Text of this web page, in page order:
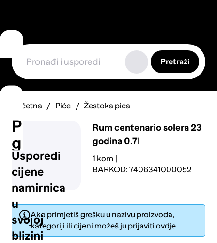
Usporedi
cijene
namirnica
u
svojoj
blizini
Prijavi
grešku
Pretraži
Početna Piće Žestoka pića
Rum centenario solera 23
godina 0.7l
1 kom
BARKOD: 7406341000052
Ako primjetiš grešku u nazivu proizvoda,
kategoriji ili cijeni možeš ju prijaviti ovdje .